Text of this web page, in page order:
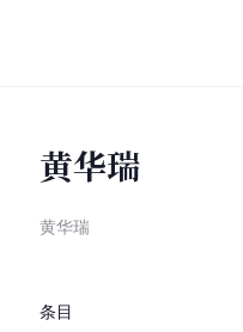
黄华瑞
黄华瑞
条目